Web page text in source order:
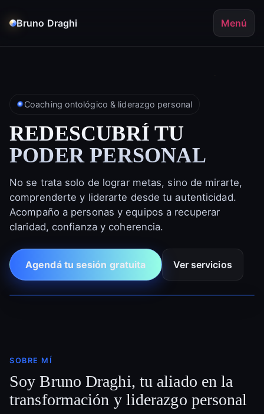
Bruno Draghi Menú
Coaching ontológico & liderazgo personal
REDESCUBRÍ TU
PODER PERSONAL
No se trata solo de lograr metas, sino de mirarte,
comprenderte y liderarte desde tu autenticidad.
Acompaño a personas y equipos a recuperar
claridad, confianza y coherencia.
Agendá tu sesión gratuita Ver servicios
SOBRE MÍ
Soy Bruno Draghi, tu aliado en la
transformación y liderazgo personal